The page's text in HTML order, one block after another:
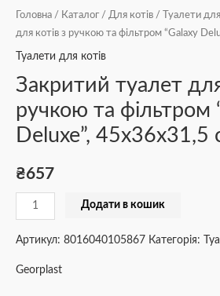
Головна / Каталог / Для котів / Туалети
для котів з ручкою та фільтром “Galaxy
Туалети для котів
Закритий туалет для
ручкою та фільтром
Deluxe”, 45x36x31,5
₴657
Додати в кошик
Артикул: 8016040105867 Категорія:
Georplast